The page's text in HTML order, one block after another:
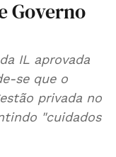
Governo
IL aprovada
se que o
privada no
"cuidados